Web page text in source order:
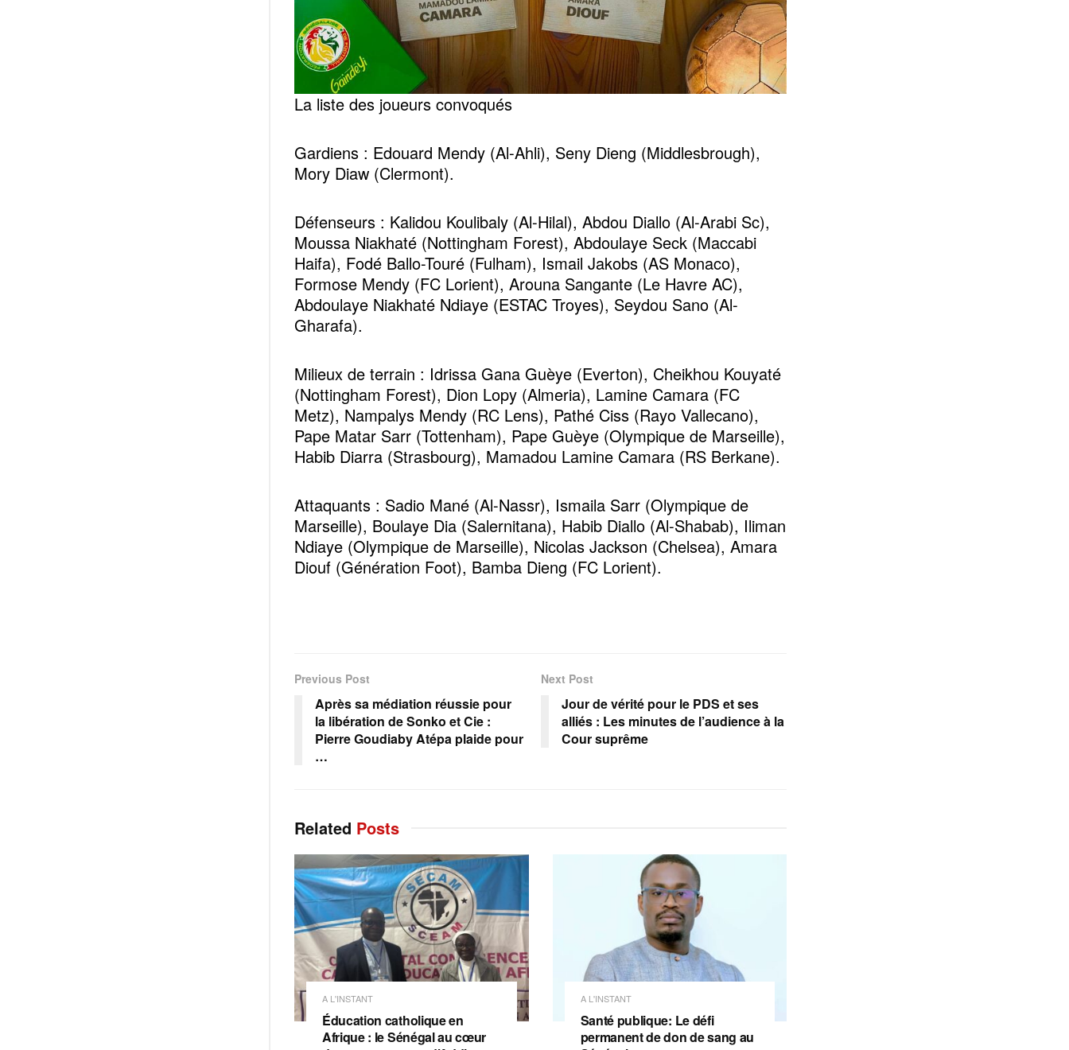
La liste des joueurs convoqués
Gardiens : Edouard Mendy (Al-Ahli), Seny Dieng (Middlesbrough),
Mory Diaw (Clermont).
Défenseurs : Kalidou Koulibaly (Al-Hilal), Abdou Diallo (Al-Arabi Sc),
Moussa Niakhaté (Nottingham Forest), Abdoulaye Seck (Maccabi
Haifa), Fodé Ballo-Touré (Fulham), Ismail Jakobs (AS Monaco),
Formose Mendy (FC Lorient), Arouna Sangante (Le Havre AC),
Abdoulaye Niakhaté Ndiaye (ESTAC Troyes), Seydou Sano (Al-
Gharafa).
Milieux de terrain : Idrissa Gana Guèye (Everton), Cheikhou Kouyaté
(Nottingham Forest), Dion Lopy (Almeria), Lamine Camara (FC
Metz), Nampalys Mendy (RC Lens), Pathé Ciss (Rayo Vallecano),
Pape Matar Sarr (Tottenham), Pape Guèye (Olympique de Marseille),
Habib Diarra (Strasbourg), Mamadou Lamine Camara (RS Berkane).
Attaquants : Sadio Mané (Al-Nassr), Ismaila Sarr (Olympique de
Marseille), Boulaye Dia (Salernitana), Habib Diallo (Al-Shabab), Iliman
Ndiaye (Olympique de Marseille), Nicolas Jackson (Chelsea), Amara
Diouf (Génération Foot), Bamba Dieng (FC Lorient).
Previous Post
Après sa médiation réussie pour
la libération de Sonko et Cie :
Pierre Goudiaby Atépa plaide pour
…
Next Post
Jour de vérité pour le PDS et ses
alliés : Les minutes de l’audience à la
Cour suprême
Related Posts
A L'INSTANT
Éducation catholique en
Afrique : le Sénégal au cœur
A L'INSTANT
Santé publique: Le défi
permanent de don de sang au